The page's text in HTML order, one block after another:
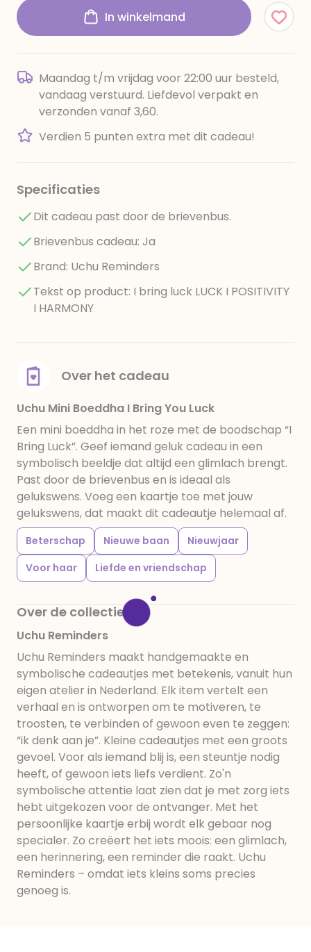
In winkelmand
Maandag t/m vrijdag voor 22:00 uur besteld,
vandaag verstuurd. Liefdevol verpakt en
verzonden vanaf 3,60.
Verdien 5 punten extra met dit cadeau!
Specificaties
Dit cadeau past door de brievenbus.
Brievenbus cadeau: Ja
Brand: Uchu Reminders
Tekst op product: I bring luck LUCK I POSITIVITY
I HARMONY
Over het cadeau
Uchu Mini Boeddha I Bring You Luck
Een mini boeddha in het roze met de boodschap “I
Bring Luck”. Geef iemand geluk cadeau in een
symbolisch beeldje dat altijd een glimlach brengt.
Past door de brievenbus en is ideaal als
gelukswens. Voeg een kaartje toe met jouw
gelukswens, dat maakt dit cadeautje helemaal af.
Beterschap Nieuwe baan
Nieuwjaar
Voor haar
Liefde en vriendschap
Over de collectie
Uchu Reminders
Uchu Reminders maakt handgemaakte en
symbolische cadeautjes met betekenis, vanuit hun
eigen atelier in Nederland. Elk item vertelt een
verhaal en is ontworpen om te motiveren, te
troosten, te verbinden of gewoon even te zeggen:
“ik denk aan je”. Kleine cadeautjes met een groots
gevoel. Voor als iemand blij is, een steuntje nodig
heeft, of gewoon iets liefs verdient. Zo'n
symbolische attentie laat zien dat je met zorg iets
hebt uitgekozen voor de ontvanger. Met het
persoonlijke kaartje erbij wordt elk gebaar nog
specialer. Zo creëert het iets moois: een glimlach,
een herinnering, een reminder die raakt. Uchu
Reminders – omdat iets kleins soms precies
genoeg is.